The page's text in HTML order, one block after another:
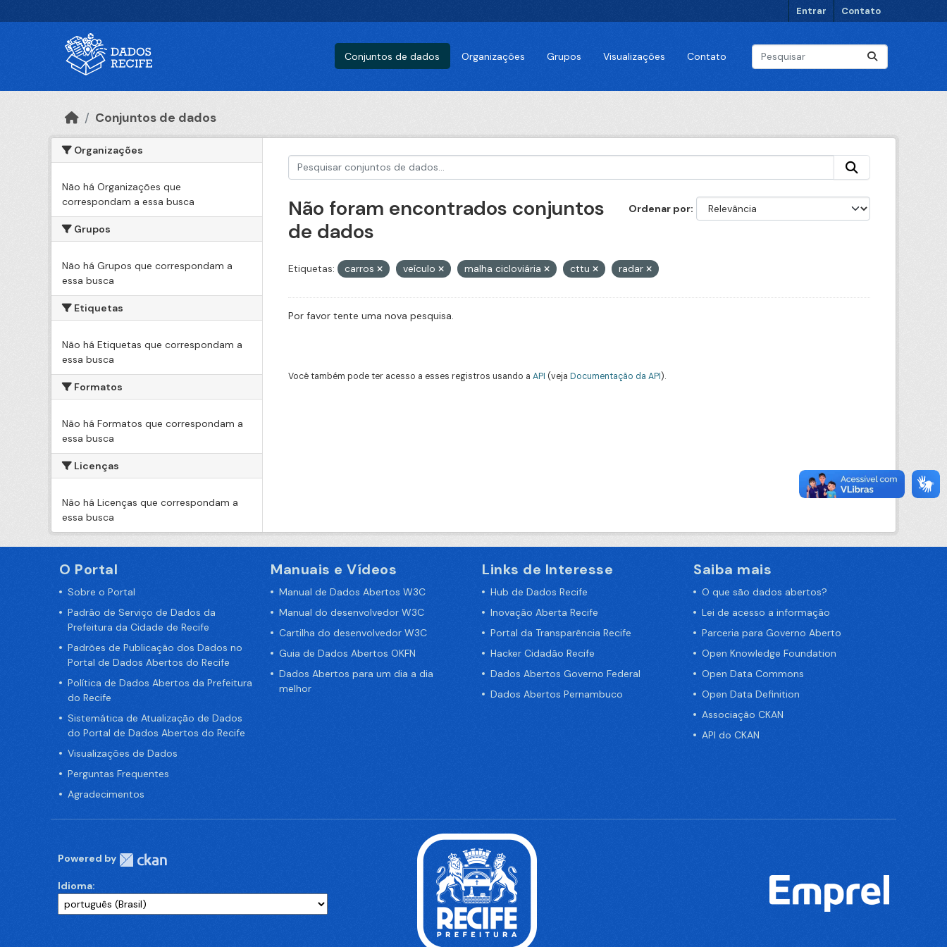
Entrar Contato
Conjuntos de dados Organizações Grupos Visualizações Contato
Conjuntos de dados
Organizações
Não há Organizações que
correspondam a essa busca
Grupos
Não há Grupos que correspondam a
essa busca
Etiquetas
Não há Etiquetas que correspondam a
essa busca
Formatos
Não há Formatos que correspondam a
essa busca
Licenças
Não há Licenças que correspondam a
essa busca
Ordenar por
Não foram encontrados conjuntos
de dados
Etiquetas: carros veículo malha cicloviária cttu radar
Por favor tente uma nova pesquisa.
Você também pode ter acesso a esses registros usando a API (veja Documentação da API).
O Portal
Sobre o Portal
Padrão de Serviço de Dados da
Prefeitura da Cidade de Recife
Padrões de Publicação dos Dados no
Portal de Dados Abertos do Recife
Política de Dados Abertos da Prefeitura
do Recife
Sistemática de Atualização de Dados
do Portal de Dados Abertos do Recife
Visualizações de Dados
Perguntas Frequentes
Agradecimentos
Manuais e Vídeos
Manual de Dados Abertos W3C
Manual do desenvolvedor W3C
Cartilha do desenvolvedor W3C
Guia de Dados Abertos OKFN
Dados Abertos para um dia a dia
melhor
Links de Interesse
Hub de Dados Recife
Inovação Aberta Recife
Portal da Transparência Recife
Hacker Cidadão Recife
Dados Abertos Governo Federal
Dados Abertos Pernambuco
Saiba mais
O que são dados abertos?
Lei de acesso a informação
Parceria para Governo Aberto
Open Knowledge Foundation
Open Data Commons
Open Data Definition
Associação CKAN
API do CKAN
Powered by
Idioma